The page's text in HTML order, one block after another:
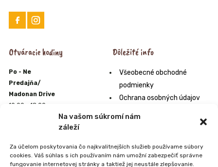
Na vašom súkromí nám
záleží
Za účelom poskytovania čo najkvalitnejších služieb používame súbory
cookies. Váš súhlas s ich používaním nám umožní zabezpečiť správne
fungovanie internetovej stránky a taktiež jej neustále zlepšovanie.
Otváracie hodiny
Po - Ne
Predajňa/
Madonan Drive
10:00 - 18:00
10:00 - 20:00
Farmpark
Dôležité info
Všeobecné obchodné
podmienky
Ochrana osobných údajov
Orgán alternatívneho
riešenia sporov